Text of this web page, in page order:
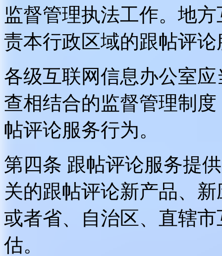
监督管理执法工作。地
责本行政区域的跟帖评
各级互联网信息办公室
查相结合的监督管理制
帖评论服务行为。
第四条 跟帖评论服务提
关的跟帖评论新产品、
或者省、自治区、直辖
估。